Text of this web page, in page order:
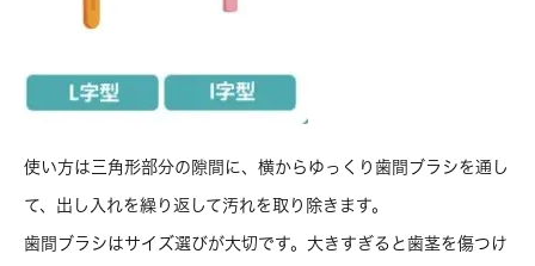
使い方は三角形部分の隙間に、横からゆっくり歯間ブラシを通し
て、出し入れを繰り返して汚れを取り除きます。
歯間ブラシはサイズ選びが大切です。大きすぎると歯茎を傷つけ